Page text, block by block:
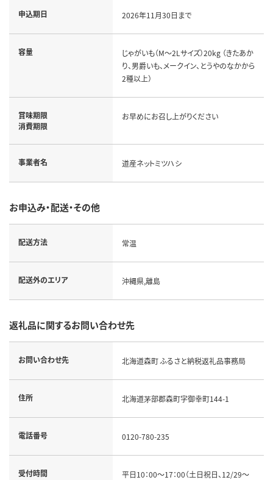
申込期日 2026年11月30日まで
容量
じゃがいも（M～2Lサイズ）20kg （きたあか
り、男爵いも、メークイン、とうやのなかから
2種以上）
賞味期限
消費期限
お早めにお召し上がりください
事業者名 道産ネットミツハシ
お申込み・配送・その他
配送方法 常温
配送外のエリア 沖縄県,離島
返礼品に関するお問い合わせ先
お問い合わせ先 北海道森町 ふるさと納税返礼品事務局
住所 北海道茅部郡森町字御幸町144-1
電話番号 0120-780-235
受付時間
平日10：00～17：00（土日祝日、12/29～